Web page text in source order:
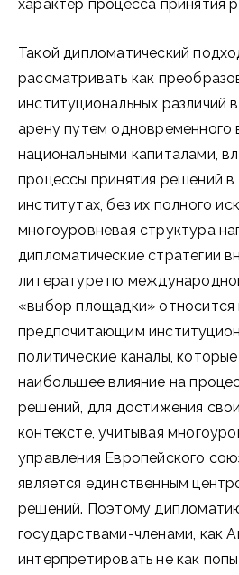
характер процесса принятия
Такой дипломатический
рассматривать как
институциональных различий
арену путем одновременного
национальными капиталами,
процессы принятия решений в
институтах, без их полного
многоуровневая структура
дипломатические стратегии
литературе по
«выбор площадки» относится
предпочитающим
политические каналы,
наибольшее влияние на
решений, для достижения
контексте, учитывая
управления Европейского
является единственным
решений. Поэтому
государствами-членами, как
интерпретировать не как